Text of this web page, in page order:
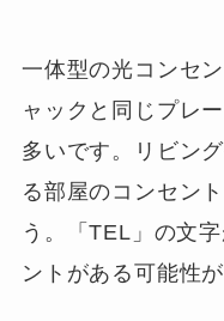
一体型の光コンセ
ャックと同じプレ
多いです。リビン
る部屋のコンセン
う。「TEL」の文
ントがある可能性が